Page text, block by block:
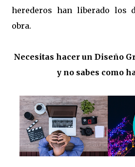
herederos han liberado los
obra.
Necesitas hacer un Diseño
y no sabes como